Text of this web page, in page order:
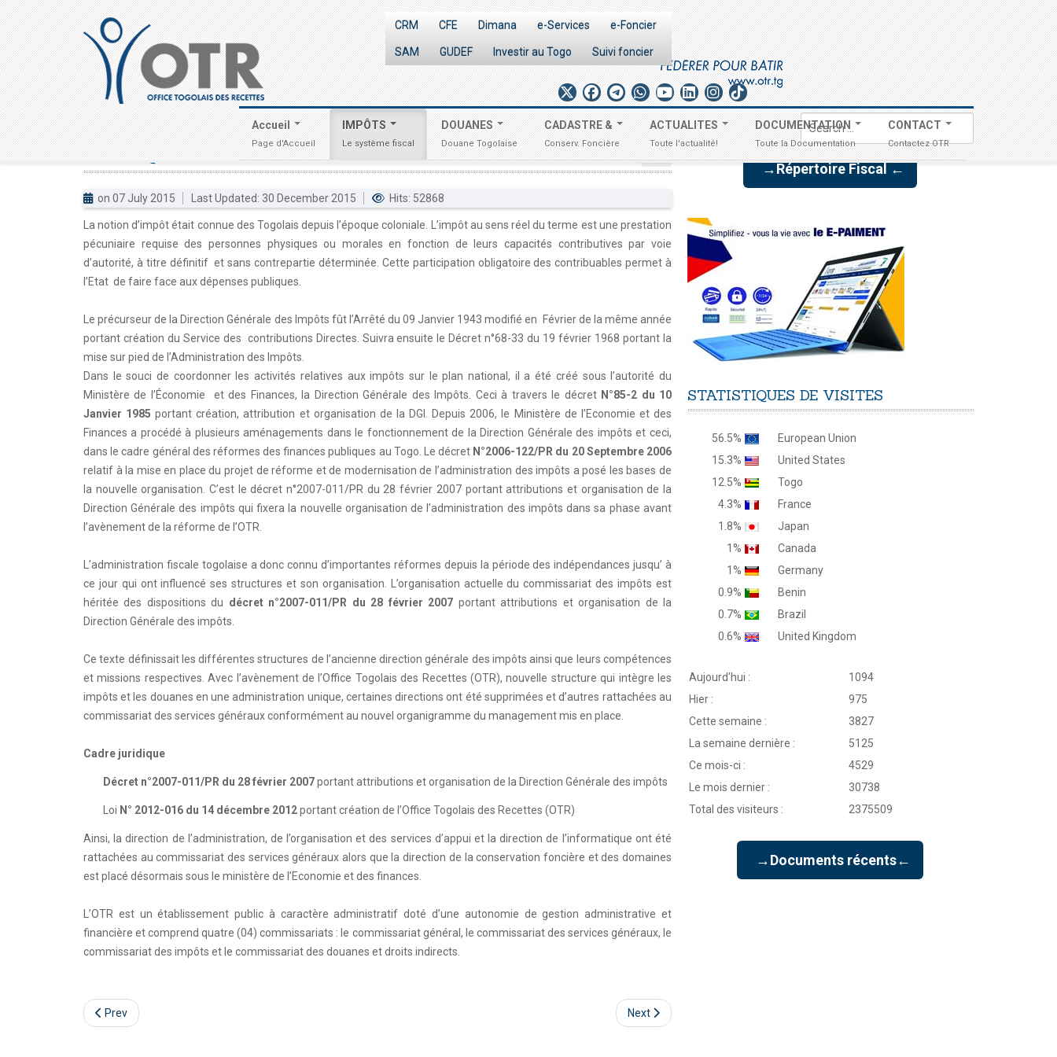
CRM CFE Dimana e-Services e-Foncier
SAM GUDEF Investir au Togo Suivi foncier
Search
...
Accueil
Page d'Accueil
IMPÔTS
Le système fiscal
DOUANES
Douane Togolaise
CADASTRE &
Conserv. Foncière
ACTUALITES
Toute l'actualité!
DOCUMENTATION
Toute la Documentation
CONTACT
Contactez OTR
HISTORIQUES DES IMPÔTS
on 07 July 2015 Last Updated: 30 December 2015 Hits: 52868
La notion d’impôt était connue des Togolais depuis l’époque coloniale. L’impôt au sens réel du terme est une prestation
pécuniaire requise des personnes physiques ou morales en fonction de leurs capacités contributives par voie
d’autorité, à titre définitif et sans contrepartie déterminée. Cette participation obligatoire des contribuables permet à
l’Etat de faire face aux dépenses publiques.
Le précurseur de la Direction Générale des Impôts fût l’Arrêté du 09 Janvier 1943 modifié en Février de la même année
portant création du Service des contributions Directes. Suivra ensuite le Décret n°68-33 du 19 février 1968 portant la
mise sur pied de l’Administration des Impôts.
Dans le souci de coordonner les activités relatives aux impôts sur le plan national, il a été créé sous l’autorité du
Ministère de l’Économie et des Finances, la Direction Générale des Impôts. Ceci à travers le décret N°85-2 du 10
Janvier 1985 portant création, attribution et organisation de la DGI. Depuis 2006, le Ministère de l’Economie et des
Finances a procédé à plusieurs aménagements dans le fonctionnement de la Direction Générale des impôts et ceci,
dans le cadre général des réformes des finances publiques au Togo. Le décret N°2006-122/PR du 20 Septembre 2006
relatif à la mise en place du projet de réforme et de modernisation de l’administration des impôts a posé les bases de
la nouvelle organisation. C’est le décret n°2007-011/PR du 28 février 2007 portant attributions et organisation de la
Direction Générale des impôts qui fixera la nouvelle organisation de l’administration des impôts dans sa phase avant
l’avènement de la réforme de l’OTR.
L’administration fiscale togolaise a donc connu d’importantes réformes depuis la période des indépendances jusqu’ à
ce jour qui ont influencé ses structures et son organisation. L’organisation actuelle du commissariat des impôts est
héritée des dispositions du décret n°2007-011/PR du 28 février 2007 portant attributions et organisation de la
Direction Générale des impôts.
Ce texte définissait les différentes structures de l’ancienne direction générale des impôts ainsi que leurs compétences
et missions respectives. Avec l’avènement de l’Office Togolais des Recettes (OTR), nouvelle structure qui intègre les
impôts et les douanes en une administration unique, certaines directions ont été supprimées et d’autres rattachées au
commissariat des services généraux conformément au nouvel organigramme du management mis en place.
Cadre juridique
Décret n°2007-011/PR du 28 février 2007portant attributions et organisation de la Direction Générale des impôts
Loi N° 2012-016 du 14 décembre 2012portant création de l’Office Togolais des Recettes (OTR)
Ainsi, la direction de l’administration, de l’organisation et des services d’appui et la direction de l’informatique ont été
rattachées au commissariat des services généraux alors que la direction de la conservation foncière et des domaines
est placé désormais sous le ministère de l’Economie et des finances.
L’OTR est un établissement public à caractère administratif doté d’une autonomie de gestion administrative et
financière et comprend quatre (04) commissariats : le commissariat général, le commissariat des services généraux, le
commissariat des impôts et le commissariat des douanes et droits indirects.
Prev Next
→Répertoire Fiscal ←
STATISTIQUES DE VISITES
56.5%
European Union
15.3%
United States
12.5%
Togo
4.3%
France
1.8%
Japan
1%
Canada
1%
Germany
0.9%
Benin
0.7%
Brazil
0.6%
United Kingdom
Aujourd'hui :
1094
Hier :
975
Cette semaine :
3827
La semaine dernière :
5125
Ce mois-ci :
4529
Le mois dernier :
30738
Total des visiteurs :
2375509
→Documents récents←